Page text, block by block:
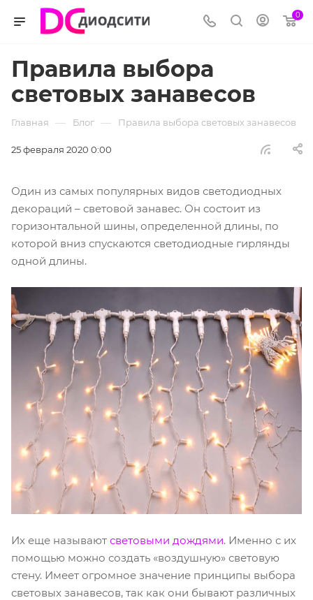
0
Правила выбора
световых занавесов
Главная — Блог — Правила выбора световых занавесов
25 февраля 2020 0:00
Один из самых популярных видов светодиодных
декораций – световой занавес. Он состоит из
горизонтальной шины, определенной длины, по
которой вниз спускаются светодиодные гирлянды
одной длины.
Их еще называют световыми дождями. Именно с их
помощью можно создать «воздушную» световую
стену. Имеет огромное значение принципы выбора
световых занавесов, так как они бывают различных